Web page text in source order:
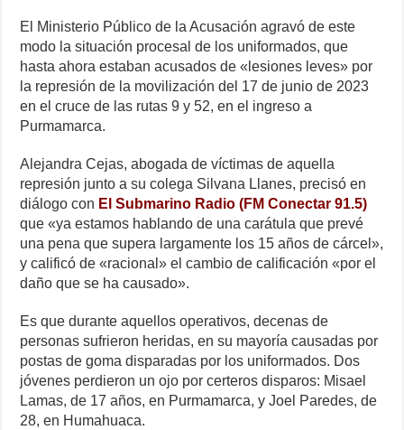
o
k
p
er
k
El Ministerio Público de la Acusación agravó de este
modo la situación procesal de los uniformados, que
hasta ahora estaban acusados de «lesiones leves» por
la represión de la movilización del 17 de junio de 2023
en el cruce de las rutas 9 y 52, en el ingreso a
Purmamarca.
Alejandra Cejas, abogada de víctimas de aquella
represión junto a su colega Silvana Llanes, precisó en
diálogo con El Submarino Radio (FM Conectar 91.5)
que «ya estamos hablando de una carátula que prevé
una pena que supera largamente los 15 años de cárcel»,
y calificó de «racional» el cambio de calificación «por el
daño que se ha causado».
Es que durante aquellos operativos, decenas de
personas sufrieron heridas, en su mayoría causadas por
postas de goma disparadas por los uniformados. Dos
jóvenes perdieron un ojo por certeros disparos: Misael
Lamas, de 17 años, en Purmamarca, y Joel Paredes, de
28, en Humahuaca.